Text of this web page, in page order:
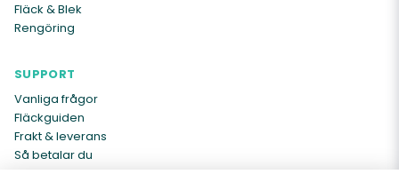
Fläck & Blek
Rengöring
SUPPORT
Vanliga frågor
Fläckguiden
Frakt & leverans
Så betalar du